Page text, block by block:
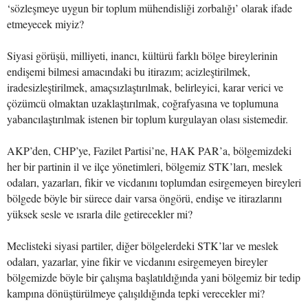
‘sözleşmeye uygun bir toplum mühendisliği zorbalığı’ olarak ifade
etmeyecek miyiz?
Siyasi görüşü, milliyeti, inancı, kültürü farklı bölge bireylerinin
endişemi bilmesi amacındaki bu itirazım; acizleştirilmek,
iradesizleştirilmek, amaçsızlaştırılmak, belirleyici, karar verici ve
çözümcü olmaktan uzaklaştırılmak, coğrafyasına ve toplumuna
yabancılaştırılmak istenen bir toplum kurgulayan olası sistemedir.
AKP’den, CHP’ye, Fazilet Partisi’ne, HAK PAR’a, bölgemizdeki
her bir partinin il ve ilçe yönetimleri, bölgemiz STK’ları, meslek
odaları, yazarları, fikir ve vicdanını toplumdan esirgemeyen bireyleri
bölgede böyle bir sürece dair varsa öngörü, endişe ve itirazlarını
yüksek sesle ve ısrarla dile getirecekler mi?
Meclisteki siyasi partiler, diğer bölgelerdeki STK’lar ve meslek
odaları, yazarlar, yine fikir ve vicdanını esirgemeyen bireyler
bölgemizde böyle bir çalışma başlatıldığında yani bölgemiz bir tedip
kampına dönüştürülmeye çalışıldığında tepki verecekler mi?